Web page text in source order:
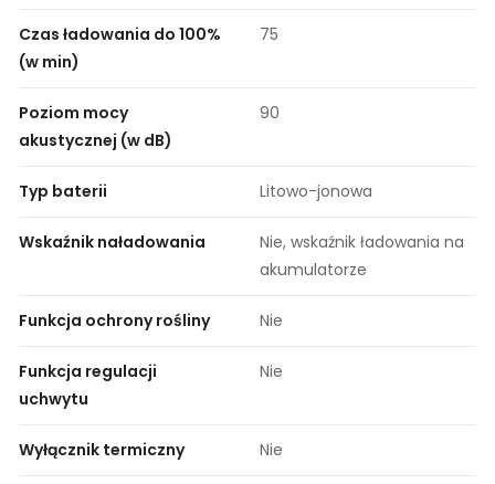
Czas ładowania do 100%
(w min)
75
Poziom mocy
akustycznej (w dB)
90
Typ baterii Litowo-jonowa
Wskaźnik naładowania
Nie, wskaźnik ładowania na
akumulatorze
Funkcja ochrony rośliny Nie
Funkcja regulacji
uchwytu
Nie
Wyłącznik termiczny Nie